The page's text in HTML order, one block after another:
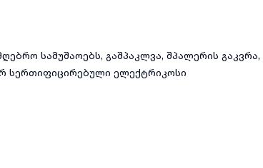
სამუშაოებს, გაშპაკლვა, შპალერის
სერთიფიცირებული ელექტრიკოსი